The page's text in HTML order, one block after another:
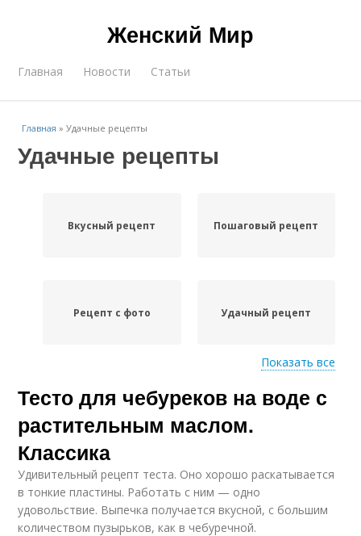
Женский Мир
Главная Новости Статьи
Главная »Удачные рецепты
Удачные рецепты
Вкусный рецепт Пошаговый рецепт
Рецепт с фото Удачный рецепт
Популярные рецепты Рецепт на кефире
Показать все
Тесто для чебуреков на воде с
растительным маслом.
Классика
Удивительный рецепт теста. Оно хорошо раскатывается
в тонкие пластины. Работать с ним — одно
удовольствие. Выпечка получается вкусной, с большим
количеством пузырьков, как в чебуречной.